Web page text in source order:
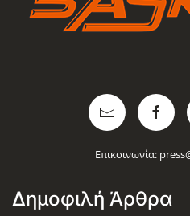
Επικοινωνία:
Δημοφιλή Άρθρα